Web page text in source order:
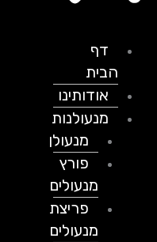
דף
הבית
אודותינו
מנעולנות
מנעולן
פורץ
מנעולים
פריצת
מנעולים